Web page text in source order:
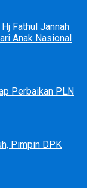
Fathul Jannah
Anak Nasional
Perbaikan PLN
Pimpin DPK